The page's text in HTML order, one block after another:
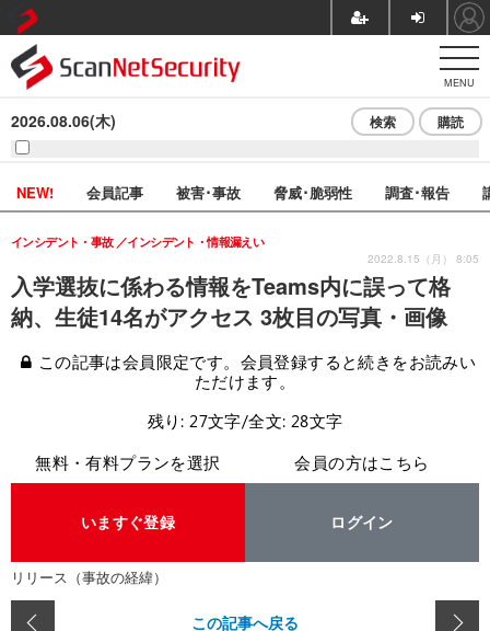
MENU
2026.08.06(木) 検索 購読
NEW! 会員記事 被害･事故 脅威･脆弱性 調査･報告
入学選抜に係わる情報をTeams内に誤って格
納、生徒14名がアクセス 3枚目の写真・画像
インシデント・事故 インシデント・情報漏えい
2022.8.15（月） 8:05
この記事は会員限定です。会員登録すると続きをお読みい
ただけます。
残り: 27文字/全文: 28文字
無料・有料プランを選択
いますぐ登録
会員の方はこちら
ログイン
リリース（事故の経緯）
この記事へ戻る